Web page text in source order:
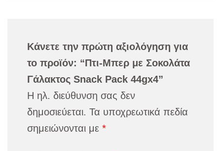
Κάνετε την πρώτη αξιολόγηση για
το προϊόν: “Πτι-Μπερ με Σοκολάτα
Γάλακτος Snack Pack 44gx4”
Η ηλ. διεύθυνση σας δεν
δημοσιεύεται. Τα υποχρεωτικά πεδία
σημειώνονται με *